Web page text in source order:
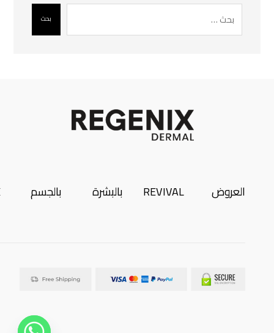
بحث
العروض REVIVAL بالبشرة بالجسم